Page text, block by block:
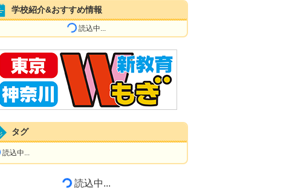
学校紹介&おすすめ情報
読込中...
タグ
読込中...
読込中...